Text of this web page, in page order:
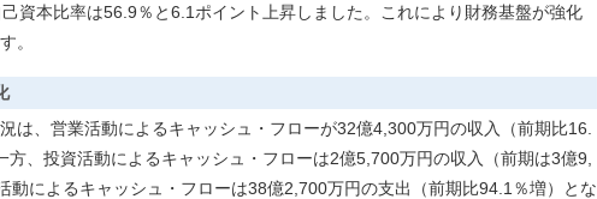
資本比率は56.9％と6.1ポイント上昇しました。これにより財務基盤が強化
。
は、営業活動によるキャッシュ・フローが32億4,300万円の収入（前期比16.
方、投資活動によるキャッシュ・フローは2億5,700万円の収入（前期は3億9,
動によるキャッシュ・フローは38億2,700万円の支出（前期比94.1％増）とな